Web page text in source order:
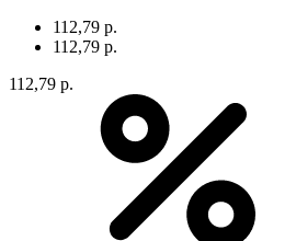
112,79 р.
112,79 р.
112,79 р.